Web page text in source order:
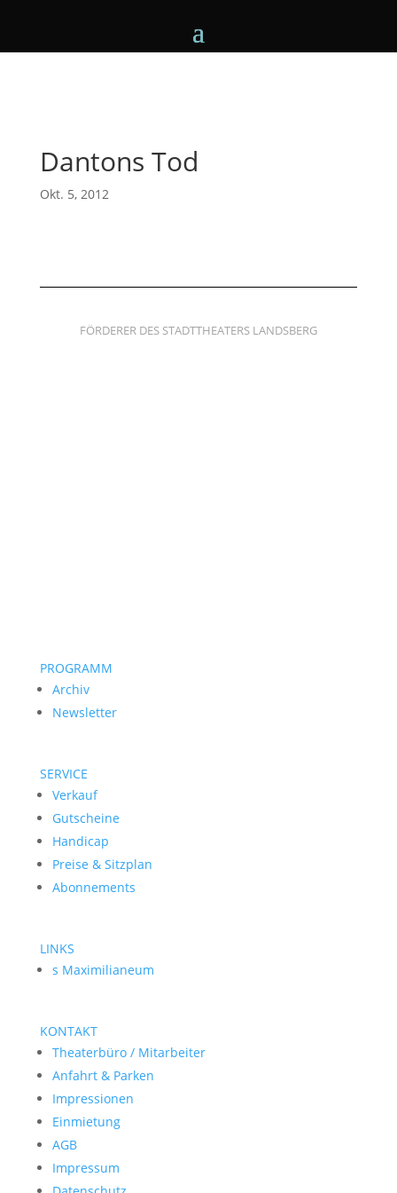
Dantons Tod
Okt. 5, 2012
FÖRDERER DES STADTTHEATERS LANDSBERG
PROGRAMM
Archiv
Newsletter
SERVICE
Verkauf
Gutscheine
Handicap
Preise & Sitzplan
Abonnements
LINKS
s Maximilianeum
KONTAKT
Theaterbüro / Mitarbeiter
Anfahrt & Parken
Impressionen
Einmietung
AGB
Impressum